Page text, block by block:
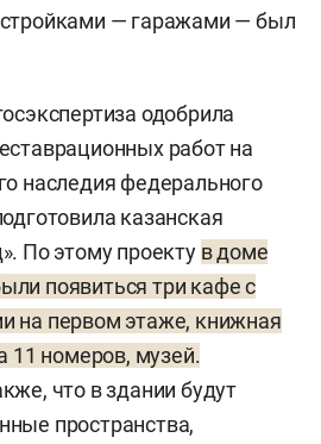
— гаражами — был
одобрила
работ на
наследия федерального
казанская
По этому проекту в доме
появиться три кафе с
на первом этаже, книжная
11 номеров, музей.
что в здании будут
пространства,